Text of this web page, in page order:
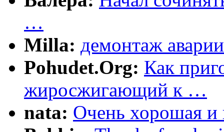
…
Milla: демонтаж
Pohudet.Org: Как
жиросжигающий к …
nata: Очень хорошая и